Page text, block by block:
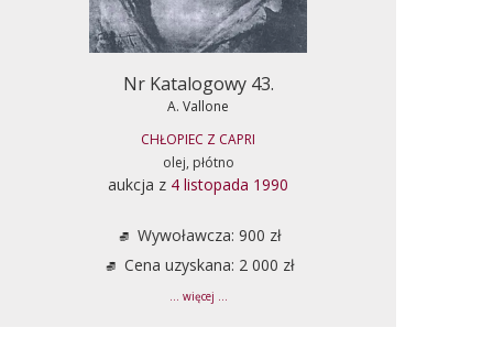
Nr Katalogowy 43.
A. Vallone
CHŁOPIEC Z CAPRI
olej, płótno
aukcja z 4 listopada 1990
Wywoławcza: 900 zł
Cena uzyskana: 2 000 zł
... więcej ...